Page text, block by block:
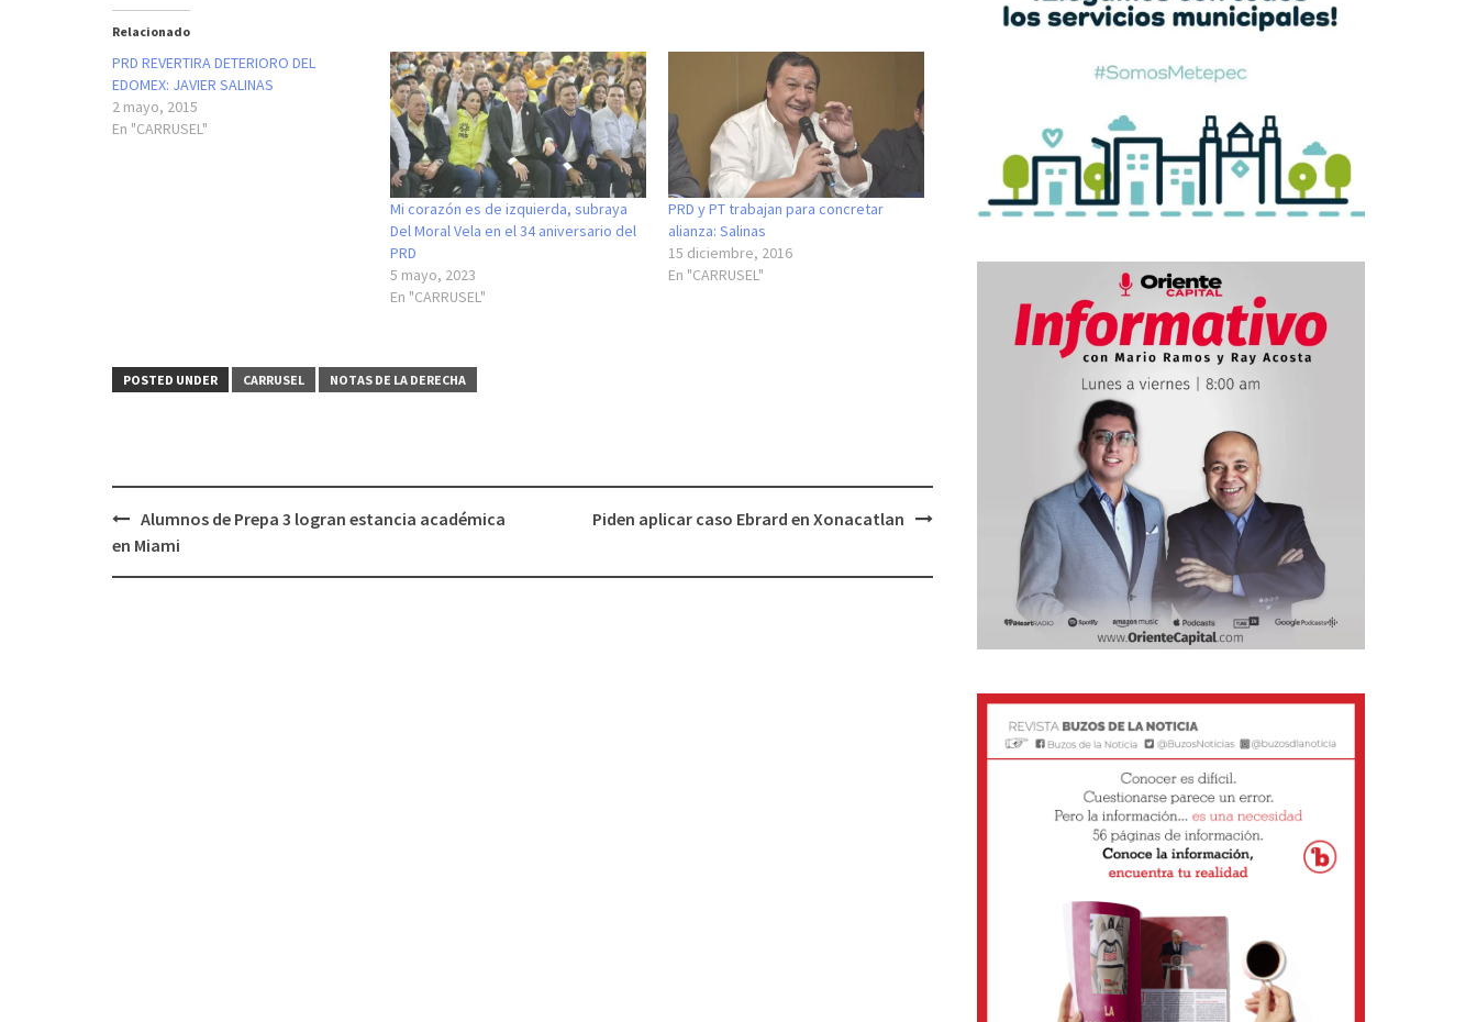
Relacionado
PRD REVERTIRA DETERIORO DEL
EDOMEX: JAVIER SALINAS
2 mayo, 2015
En "CARRUSEL"
Mi corazón es de izquierda, subraya
Del Moral Vela en el 34 aniversario del
PRD
5 mayo, 2023
En "CARRUSEL"
PRD y PT trabajan para concretar
alianza: Salinas
15 diciembre, 2016
En "CARRUSEL"
POSTED UNDER CARRUSEL NOTAS DE LA DERECHA
Post
navigation
Alumnos de Prepa 3 logran estancia académica
en Miami
Piden aplicar caso Ebrard en Xonacatlan